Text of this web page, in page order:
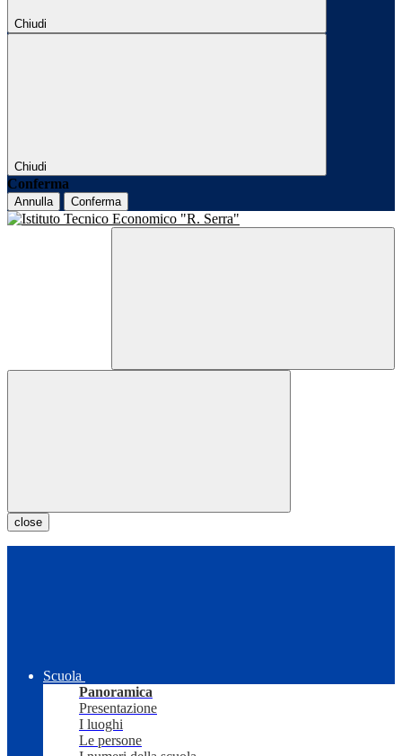
Chiudi
Chiudi
Conferma
Annulla Conferma
close
Scuola
Panoramica
Presentazione
I luoghi
Le persone